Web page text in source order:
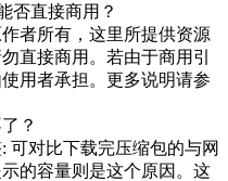
否直接商用？
者所有，这里所提供资源
直接商用。若由于商用引
用者承担。更多说明请参
？
可对比下载完压缩包的与网
的容量则是这个原因。这